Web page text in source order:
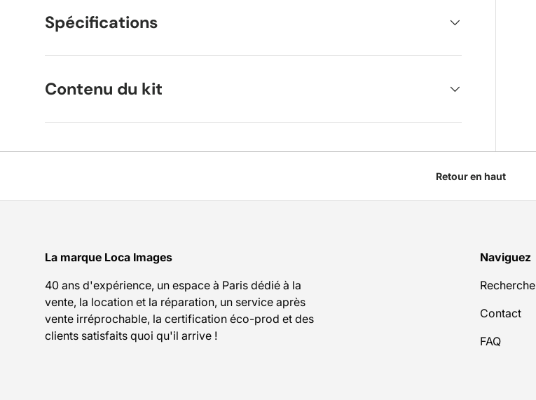
Spécifications
Contenu du kit
Retour en haut
La marque Loca Images
40 ans d'expérience, un espace à Paris dédié à la
vente, la location et la réparation, un service après
vente irréprochable, la certification éco-prod et des
clients satisfaits quoi qu'il arrive !
Naviguez
Recherche
Contact
FAQ